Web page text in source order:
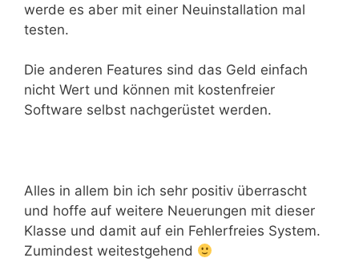
werde es aber mit einer Neuinstallation mal
testen.
Die anderen Features sind das Geld einfach
nicht Wert und können mit kostenfreier
Software selbst nachgerüstet werden.
Alles in allem bin ich sehr positiv überrascht
und hoffe auf weitere Neuerungen mit dieser
Klasse und damit auf ein Fehlerfreies System.
Zumindest weitestgehend